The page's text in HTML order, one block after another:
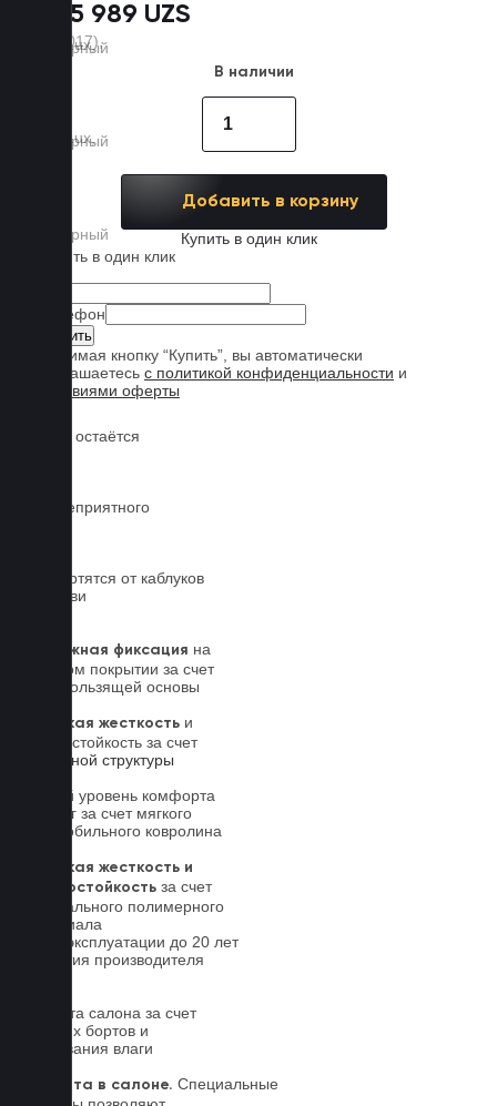
885 989 UZS
В наличии
Добавить в корзину
Купить в один клик
Купить в один клик
Телефон
Нажимая кнопку “Купить”, вы автоматически
соглашаетесь с политикой конфиденциальности и
условиями оферты
Обувь остаётся
Нет неприятного
Не портятся от каблуков
на обуви
Надежная фиксация на
штатном покрытии за счет
антискользящей основы
Высокая жесткость и
износостойкость за счет
5-слойной структуры
Новый уровень комфорта
для ног за счет мягкого
автомобильного ковролина
Высокая жесткость и
износостойкость за счет
специального полимерного
материала
Срок эксплуатации до 20 лет
Гарантия производителя
Чистота салона за счет
высоких бортов и
впитывания влаги
Чистота в салоне. Специальные